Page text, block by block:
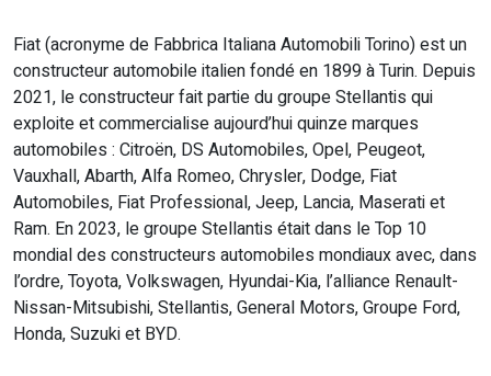
Fiat (acronyme de Fabbrica Italiana Automobili Torino) est un
constructeur automobile italien fondé en 1899 à Turin. Depuis
2021, le constructeur fait partie du groupe Stellantis qui
exploite et commercialise aujourd’hui quinze marques
automobiles : Citroën, DS Automobiles, Opel, Peugeot,
Vauxhall, Abarth, Alfa Romeo, Chrysler, Dodge, Fiat
Automobiles, Fiat Professional, Jeep, Lancia, Maserati et
Ram. En 2023, le groupe Stellantis était dans le Top 10
mondial des constructeurs automobiles mondiaux avec, dans
l’ordre, Toyota, Volkswagen, Hyundai-Kia, l’alliance Renault-
Nissan-Mitsubishi, Stellantis, General Motors, Groupe Ford,
Honda, Suzuki et BYD.